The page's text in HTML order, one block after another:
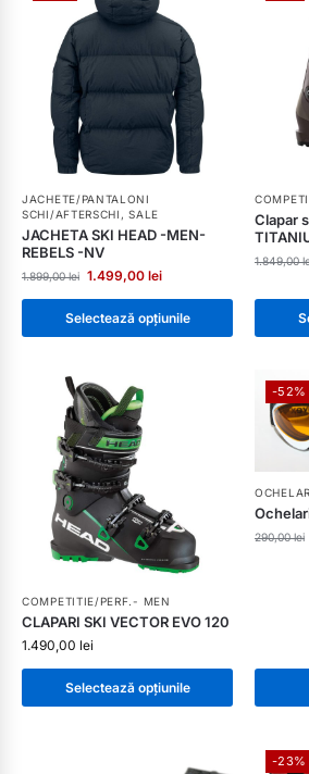
JACHETE/PANTALONI
SCHI/AFTERSCHI ,SALE
JACHETA SKI HEAD -MEN-
REBELS -NV
1.899,00lei 1.499,00 lei
Selectează opțiunile
Clapar
1.849,00
COMPETITIE/PERF.- MEN
CLAPARI SKI VECTOR EVO 120
1.490,00 lei
Selectează opțiunile
-52%
290,00lei
-23%